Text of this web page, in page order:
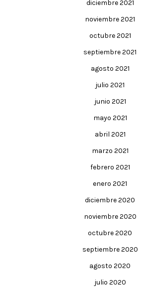
diciembre 2021
noviembre 2021
octubre 2021
septiembre 2021
agosto 2021
julio 2021
junio 2021
mayo 2021
abril 2021
marzo 2021
febrero 2021
enero 2021
diciembre 2020
noviembre 2020
octubre 2020
septiembre 2020
agosto 2020
julio 2020